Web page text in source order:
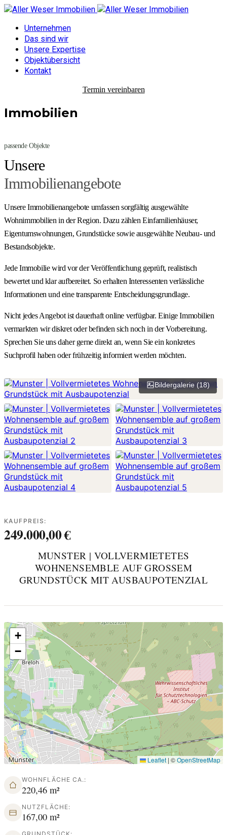
Unternehmen
Das sind wir
Unsere Expertise
Objektübersicht
Kontakt
Termin vereinbaren
Immobilien
passende Objekte
Unsere
Immobilienangebote
Unsere Immobilienangebote umfassen sorgfältig ausgewählte
Wohnimmobilien in der Region. Dazu zählen Einfamilienhäuser,
Eigentumswohnungen, Grundstücke sowie ausgewählte Neubau- und
Bestandsobjekte.
Jede Immobilie wird vor der Veröffentlichung geprüft, realistisch
bewertet und klar aufbereitet. So erhalten Interessenten verlässliche
Informationen und eine transparente Entscheidungsgrundlage.
Nicht jedes Angebot ist dauerhaft online verfügbar. Einige Immobilien
vermarkten wir diskret oder befinden sich noch in der Vorbereitung.
Sprechen Sie uns daher gerne direkt an, wenn Sie ein konkretes
Suchprofil haben oder frühzeitig informiert werden möchten.
Bildergalerie (18)
KAUFPREIS:
249.000,00 €
MUNSTER | VOLLVERMIETETES
WOHNENSEMBLE AUF GROSSEM G
RUNDSTÜCK MIT AUSBAUPOTENZIAL
+
−
Leaflet | ©OpenStreetMap
WOHNFLÄCHE CA.:
220,46 m²
NUTZFLÄCHE:
167,00 m²